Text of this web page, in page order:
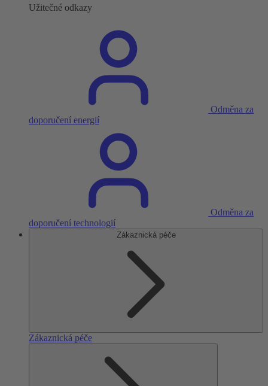
Užitečné odkazy
Odměna za
doporučení energií
Odměna za
doporučení technologií
Zákaznická péče
Zákaznická péče